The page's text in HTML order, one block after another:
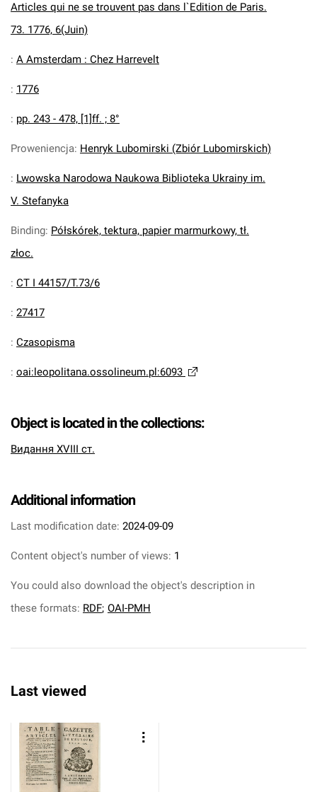
Articles qui ne se trouvent pas dans l`Edition de Paris.
73. 1776, 6(Juin)
: A Amsterdam : Chez Harrevelt
: 1776
: pp. 243 - 478, [1]ff. ; 8°
Proweniencja: Henryk Lubomirski (Zbiór Lubomirskich)
: Lwowska Narodowa Naukowa Biblioteka Ukrainy im.
V. Stefanyka
Binding: Półskórek, tektura, papier marmurkowy, tł.
złoc.
: CT I 44157/T.73/6
: 27417
: Czasopisma
: oai:leopolitana.ossolineum.pl:6093
Object is located in the collections:
Видання XVIII ст.
Additional information
Last modification date: 2024-09-09
Content object's number of views: 1
You could also download the object's description in
these formats: RDF; OAI-PMH
Last viewed